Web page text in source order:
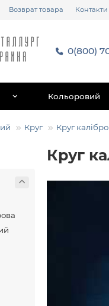
Возврат товара Контакти
0(800)
Кольоровий
Круг Круг
Круг